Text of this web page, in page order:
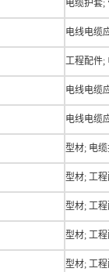
电缆护套;
电线电缆
工程配件;
电线电缆
电线电缆
型材; 电
型材; 工
型材; 工
型材; 工
型材; 工